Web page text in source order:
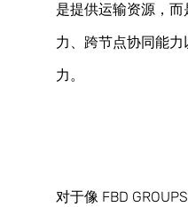
是提供运输资源，
力、跨节点协同能
力。
对于像 FBD